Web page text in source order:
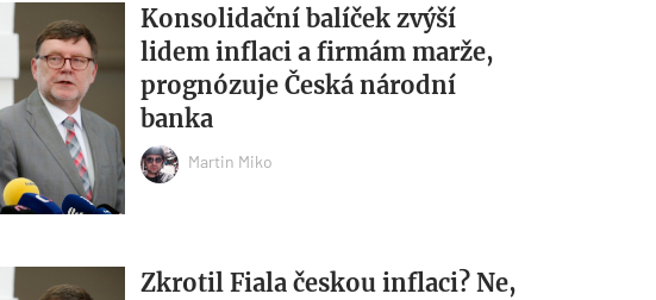
Konsolidační balíček zvýší
lidem inflaci a firmám marže,
prognózuje Česká národní
banka
Martin Miko
Zkrotil Fiala českou inflaci? Ne,